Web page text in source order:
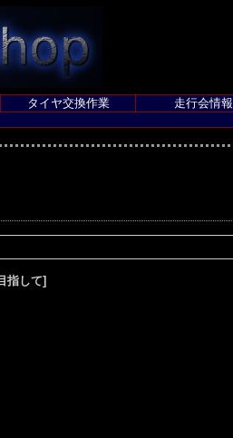
タイヤ交換作業 走行会情報
指して]